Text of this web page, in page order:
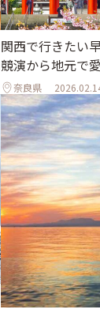
関西で行きたい
競演から地元で
奈良県